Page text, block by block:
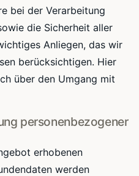
bei der Verarbeitung
die Sicherheit aller
Anliegen, das wir
berücksichtigen. Hier
über den Umgang mit
personenbezogener
erhobenen
werden